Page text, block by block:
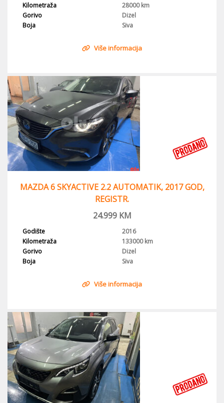
Kilometraža
28000 km
Gorivo
Dizel
Boja
Siva
Više informacija
MAZDA 6 SKYACTIVE 2.2 AUTOMATIK, 2017 GOD,
REGISTR.
24.999KM
Godište
2016
Kilometraža
133000 km
Gorivo
Dizel
Boja
Siva
Više informacija